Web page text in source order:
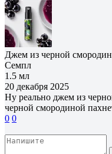
Джем из черной
Семпл
1.5 мл
20 декабря 2025
Ну реально джем из
черной смородиной
0 0